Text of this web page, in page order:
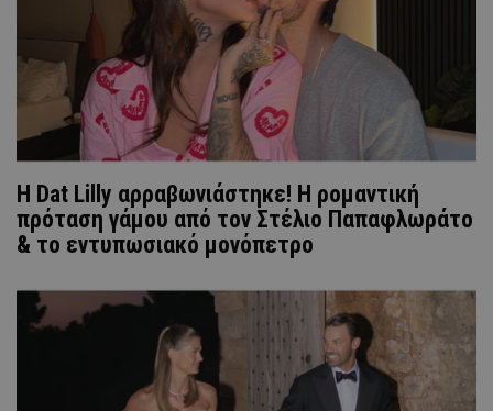
Η Dat Lilly αρραβωνιάστηκε! Η ρομαντική
πρόταση γάμου από τον Στέλιο Παπαφλωράτο
& το εντυπωσιακό μονόπετρο